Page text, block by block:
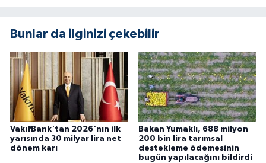
Bunlar da ilginizi çekebilir
VakıfBank'tan 2026'nın ilk
yarısında 30 milyar lira net
dönem karı
Bakan Yumaklı, 688 milyon
200 bin lira tarımsal
destekleme ödemesinin
bugün yapılacağını bildirdi